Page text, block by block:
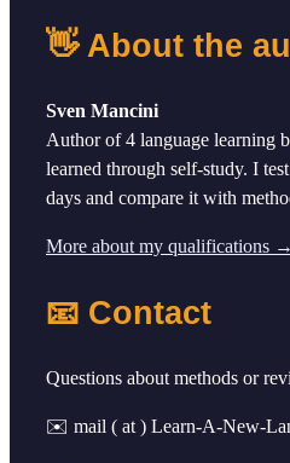
👋 About the
Sven Mancini
Author of 4 language learning
learned through self-study. I
days and compare it with
More about my qualifications →
📧 Contact
Questions about methods or
✉️ mail ( at ) Learn-A-New-